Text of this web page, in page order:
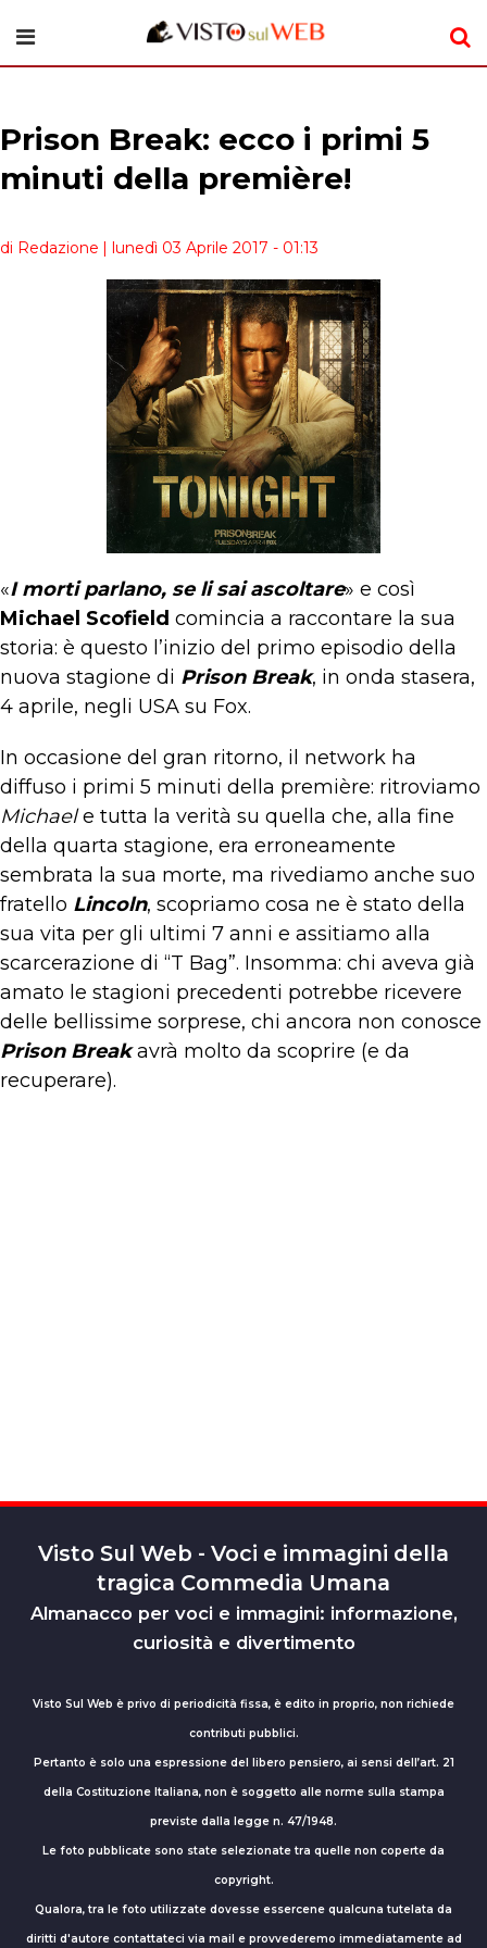
Prison Break: ecco i primi 5
minuti della première!
di Redazione | lunedì 03 Aprile 2017 - 01:13
«I morti parlano, se li sai ascoltare» e così
Michael Scofield comincia a raccontare la sua
storia: è questo l’inizio del primo episodio della
nuova stagione di Prison Break, in onda stasera,
4 aprile, negli USA su Fox.
In occasione del gran ritorno, il network ha
diffuso i primi 5 minuti della première: ritroviamo
Michaele tutta la verità su quella che, alla fine
della quarta stagione, era erroneamente
sembrata la sua morte, ma rivediamo anche suo
fratello Lincoln, scopriamo cosa ne è stato della
sua vita per gli ultimi 7 anni e assitiamo alla
scarcerazione di “T Bag”. Insomma: chi aveva già
amato le stagioni precedenti potrebbe ricevere
delle bellissime sorprese, chi ancora non conosce
Prison Breakavrà molto da scoprire (e da
recuperare).
Visto Sul Web - Voci e immagini della
tragica Commedia Umana
Almanacco per voci e immagini: informazione,
curiosità e divertimento
Visto Sul Web è privo di periodicità fissa, è edito in proprio, non richiede
contributi pubblici.
Pertanto è solo una espressione del libero pensiero, ai sensi dell’art. 21
della Costituzione Italiana, non è soggetto alle norme sulla stampa
previste dalla legge n. 47/1948.
Le foto pubblicate sono state selezionate tra quelle non coperte da
copyright.
Qualora, tra le foto utilizzate dovesse essercene qualcuna tutelata da
diritti d'autore contattateci via mail e provvederemo immediatamente ad